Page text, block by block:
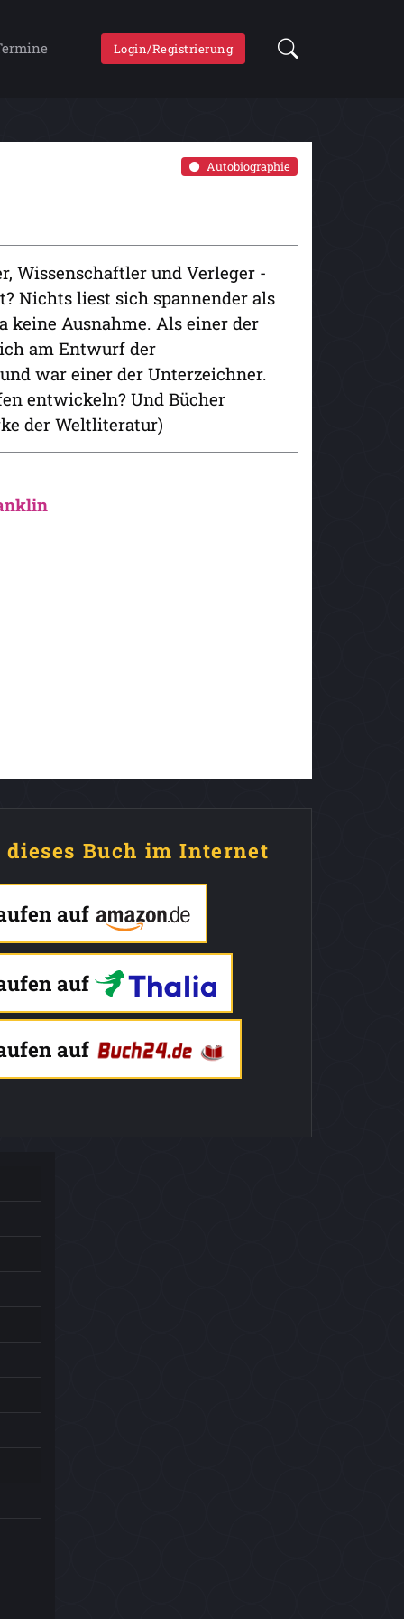
Login/Registrierung
Autobiographie
Wissenschaftler und Verleger -
Nichts liest sich spannender als
keine Ausnahme. Als einer der
am Entwurf der
war einer der Unterzeichner.
entwickeln? Und Bücher
der Weltliteratur)
dieses Buch im Internet
auf
auf
auf